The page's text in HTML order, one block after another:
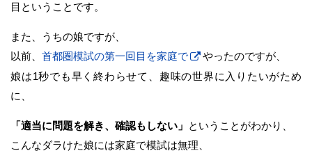
目ということです。
また、うちの娘ですが、
以前、 首都圏模試の第一回目を家庭で
やったのですが、
娘は1秒でも早く終わらせて、趣味の世界に入りたいがため
に、
「適当に問題を解き、確認もしない」 ということがわかり、
こんなダラけた娘には家庭で模試は無理、